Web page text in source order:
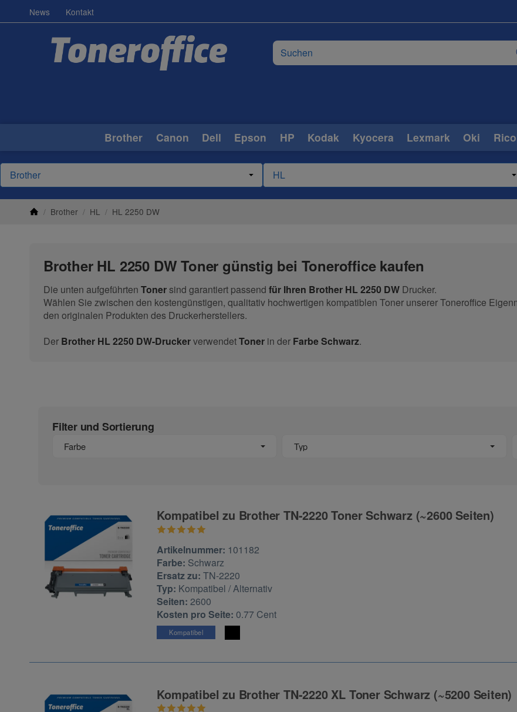
News Kontakt
Brother Canon Dell Epson HP Kodak Kyocera Lexmark Oki
/ Brother / HL / HL 2250 DW
Brother HL 2250 DW Toner günstig bei Toneroffice kaufen
Die unten aufgeführten Tonersind garantiert passend für Ihren Brother HL 2250 DW Drucker.
Wählen Sie zwischen den kostengünstigen, qualitativ hochwertigen kompatiblen Toner unserer Toneroffice
den originalen Produkten des Druckerherstellers.
Der Brother HL 2250 DW-DruckerverwendetToner in der Farbe Schwarz.
Filter und Sortierung
Farbe Typ
Kompatibel zu Brother TN-2220 Toner Schwarz (~2600 Seiten)
Zur Artikelbewertung
Artikelnummer: 101182
Farbe: Schwarz
Ersatz zu:TN-2220
Typ: Kompatibel / Alternativ
Seiten:2600
Kosten pro Seite: 0.77 Cent
Kompatibel
Kompatibel zu Brother TN-2220 XL Toner Schwarz (~5200 Seiten)